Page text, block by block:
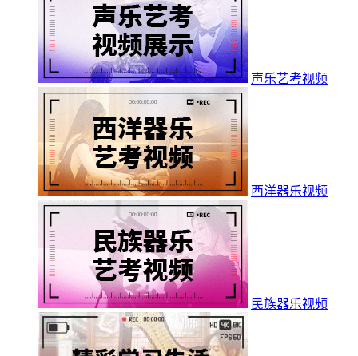
声乐艺考视频
西洋器乐视频
民族器乐视频